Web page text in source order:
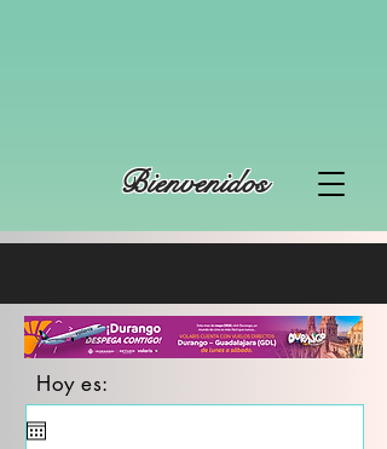
Bienvenidos
Hoy es: